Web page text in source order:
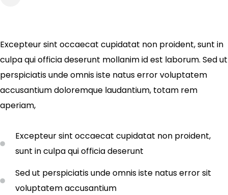
Excepteur sint occaecat cupidatat non proident, sunt in
culpa qui officia deserunt mollanim id est laborum. Sed ut
perspiciatis unde omnis iste natus error voluptatem
accusantium doloremque laudantium, totam rem
aperiam,
Excepteur sint occaecat cupidatat non proident,
sunt in culpa qui officia deserunt
Sed ut perspiciatis unde omnis iste natus error sit
voluptatem accusantium